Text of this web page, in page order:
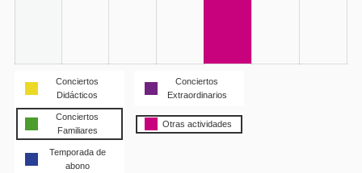
Conciertos
Didácticos
Conciertos
Extraordinarios
Conciertos
Familiares
Otras actividades
Temporada de
abono